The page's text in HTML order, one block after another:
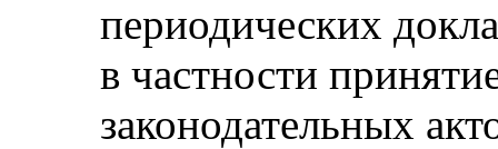
периодических
в частности
законодательных